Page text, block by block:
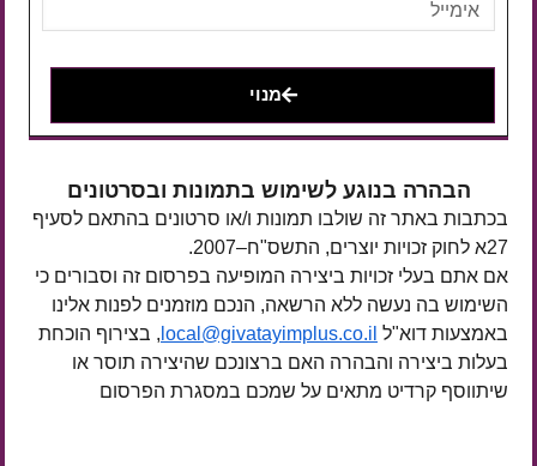
מנוי
הבהרה בנוגע לשימוש בתמונות ובסרטונים
בכתבות באתר זה שולבו תמונות ו/או סרטונים בהתאם לסעיף
27א לחוק זכויות יוצרים, התשס"ח–2007.
אם אתם בעלי זכויות ביצירה המופיעה בפרסום זה וסבורים כי
השימוש בה נעשה ללא הרשאה, הנכם מוזמנים לפנות אלינו
באמצעות דוא"ל local@givatayimplus.co.il , בצירוף הוכחת
בעלות ביצירה והבהרה האם ברצונכם שהיצירה תוסר או
שיתווסף קרדיט מתאים על שמכם במסגרת הפרסום